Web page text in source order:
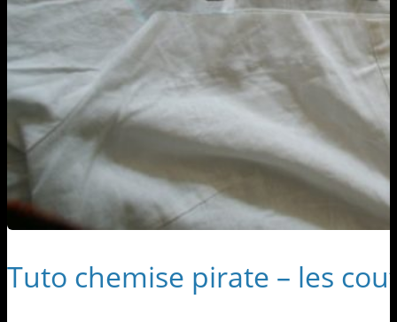
Tuto chemise pirate – les